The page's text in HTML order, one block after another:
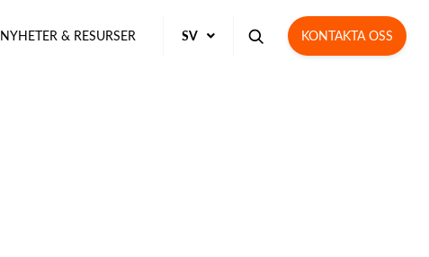
NYHETER & RESURSER SV KONTAKTA OSS